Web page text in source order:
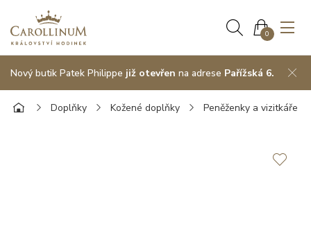
0
Nový butik Patek Philippe již otevřen na adrese Pařížská 6.
Doplňky Kožené doplňky Peněženky a vizitkáře